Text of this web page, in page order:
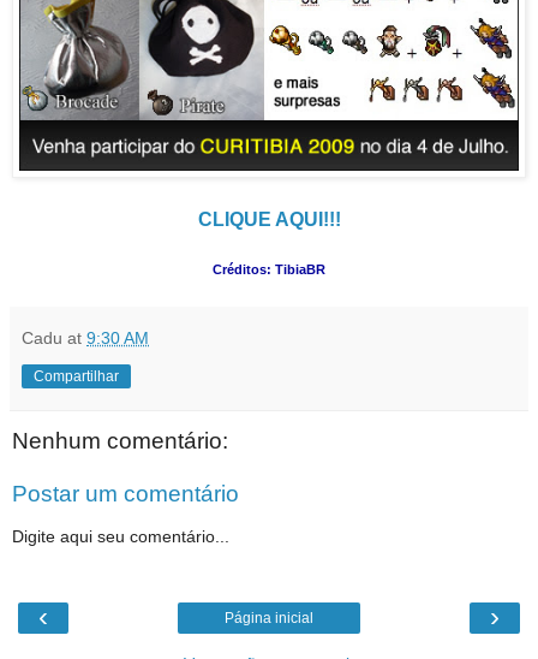
CLIQUE AQUI!!!
Créditos: TibiaBR
Cadu at 9:30 AM
Compartilhar
Nenhum comentário:
Postar um comentário
Digite aqui seu comentário...
‹ ›
Página inicial